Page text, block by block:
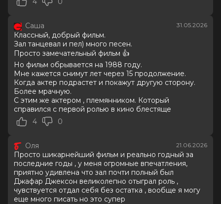
Страна
Слоган
—
Режиссер
Антуан Фукуа
Актеры
Джаафар Джексон, Джулиано
Вальди, Колман Доминго, Ниа Лонг,
Майлз Теллер, Кендрик Сэмпсон, Кэт
Грэм, Лора Хэрриер, Лоренц Тейт,
Дерек Люк
Продюсеры
Джон Бранка, Грэм Кинг, Джон
Сценаристы
Длительность
В прокате
с 23 июня до 12 августа
Меморандум
до 3 июня
Саша 31.05.2026
Классный, добрый фильм.
Зал танцевал и пел) много песен.
Просто замечательный фильм 👍
Но фильм обрывается на 1988 году.
Мне кажется снимут лет через 15 продолжение.
Когда актер подрастет и покажут другую сторону.
Более мрачную.
С этим же актером , племянником. Который
справился с первой ролью в кино блестяще
4
0
Оля 21.06.2026
Просто шикарнейший фильм и реально годный за
последние годы , у меня огромные впечатления,
приятно удивлена что зал почти полный был
Джафар Джексон великолепно отыграл роль ,
чувствуется отдал себя без остатка , вообще я могу
еще много писать но это супер